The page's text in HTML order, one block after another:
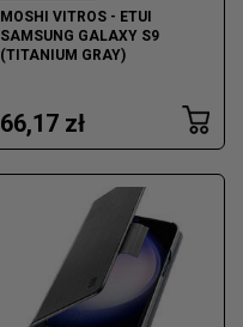
MOSHI VITROS - ETUI
SAMSUNG GALAXY S9
(TITANIUM GRAY)
66,17 zł